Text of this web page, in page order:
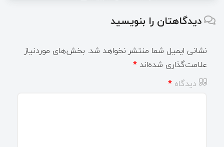
دیدگاهتان را بنویسید
نشانی ایمیل شما منتشر نخواهد شد. بخش‌های موردنیاز
علامت‌گذاری شده‌اند *
دیدگاه *